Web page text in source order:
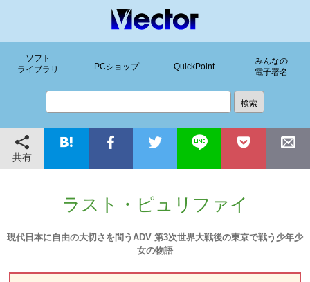
ソフト
ライブラリ
PCショップ QuickPoint
みんなの
電子署名
共有
ラスト・ピュリファイ
現代日本に自由の大切さを問うADV 第3次世界大戦後の東京で戦う少年少
女の物語